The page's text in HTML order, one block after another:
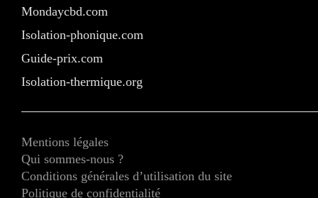
Mondaycbd.com
Isolation-phonique.com
Guide-prix.com
Isolation-thermique.org
Mentions légales
Qui sommes-nous ?
Conditions générales d’utilisation du site
Politique de confidentialité